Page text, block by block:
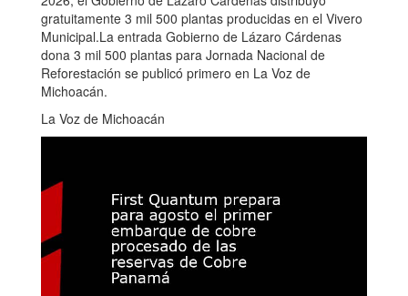
gratuitamente 3 mil 500 plantas producidas en el Vivero
Municipal.La entrada Gobierno de Lázaro Cárdenas
dona 3 mil 500 plantas para Jornada Nacional de
Reforestación se publicó primero en La Voz de
Michoacán.
La Voz de Michoacán